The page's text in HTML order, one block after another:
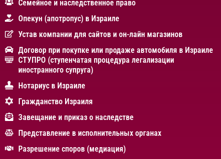
Cемейное и наследственное право
Опекун (апотропус) в Израиле
Устав компании для сайтов и он-лайн магазинов
Договор при покупке или продаже автомобиля в Израиле
СТУПРО (ступенчатая процедура легализации
иностранного супруга)
Нотариус в Израиле
Гражданство Израиля
Завещание и приказ о наследстве
Представление в исполнительных органах
Разрешение споров (медиация)